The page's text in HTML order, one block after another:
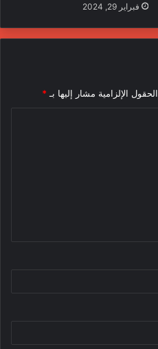
فبراير 29, 2024
الحقول الإلزامية مشار إليها بـ *